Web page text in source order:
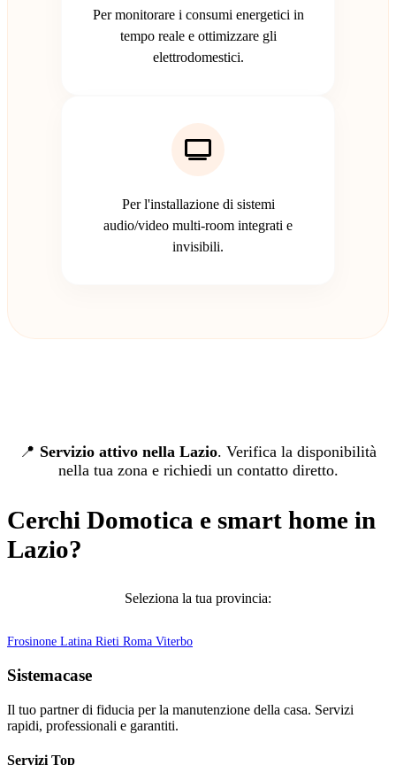
Per monitorare i consumi energetici in
tempo reale e ottimizzare gli
elettrodomestici.
Per l'installazione di sistemi
audio/video multi-room integrati e
invisibili.
📍 Servizio attivo nella Lazio. Verifica la disponibilità
nella tua zona e richiedi un contatto diretto.
Cerchi Domotica e smart home in
Lazio?
Seleziona la tua provincia:
Frosinone Latina Rieti Roma Viterbo
Sistemacase
Il tuo partner di fiducia per la manutenzione della casa. Servizi
rapidi, professionali e garantiti.
Servizi Top